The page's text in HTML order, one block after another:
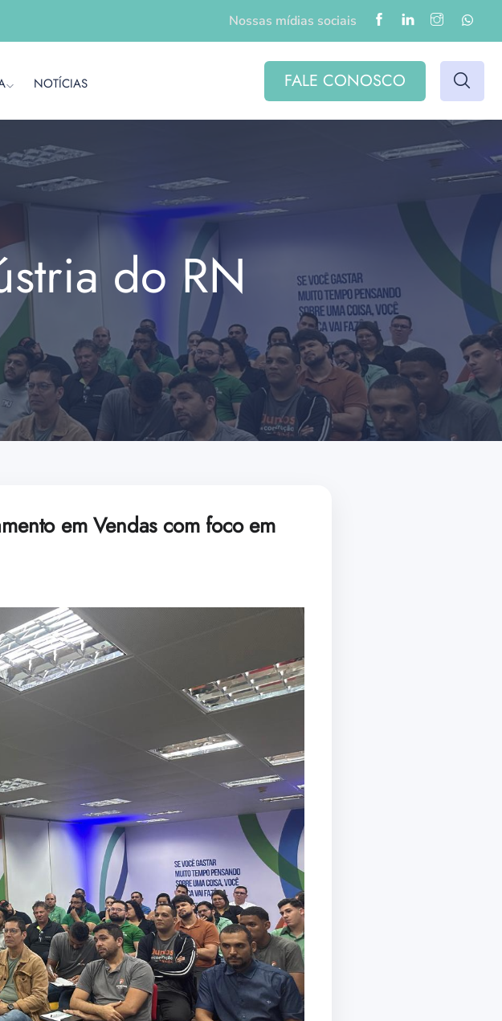
Nossas mídias sociais
NOTÍCIAS FALE CONOSCO
do RN
em Vendas com foco em